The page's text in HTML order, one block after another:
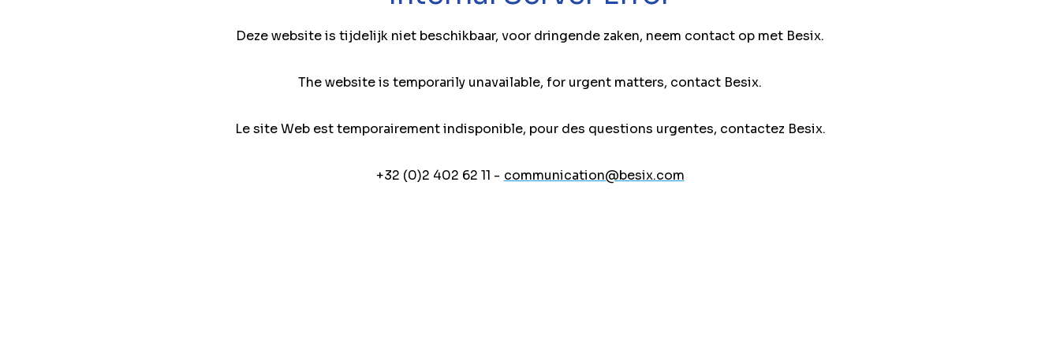
Deze website is tijdelijk niet beschikbaar, voor dringende zaken, neem contact op met Besix.
The website is temporarily unavailable, for urgent matters, contact Besix.
Le site Web est temporairement indisponible, pour des questions urgentes, contactez Besix.
+32 (0)2 402 62 11 - communication@besix.com